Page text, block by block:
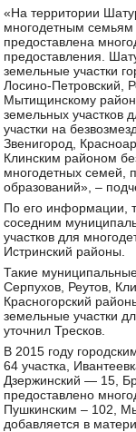
«На территории
многодетным семьям
предоставлена
предоставления.
земельные участки
Лосино-Петровский,
Мытищинскому
земельных участков
участки на
Звенигород,
Клинским районом
многодетных семей,
образований», –
По его информации,
соседним
участков для
Истринский районы.
Такие
Серпухов, Реутов,
Красногорский
земельные участки
уточнил Тресков.
В 2015 году
64 участка,
Дзержинский — 15,
предоставлено
Пушкинским – 102,
добавляется в